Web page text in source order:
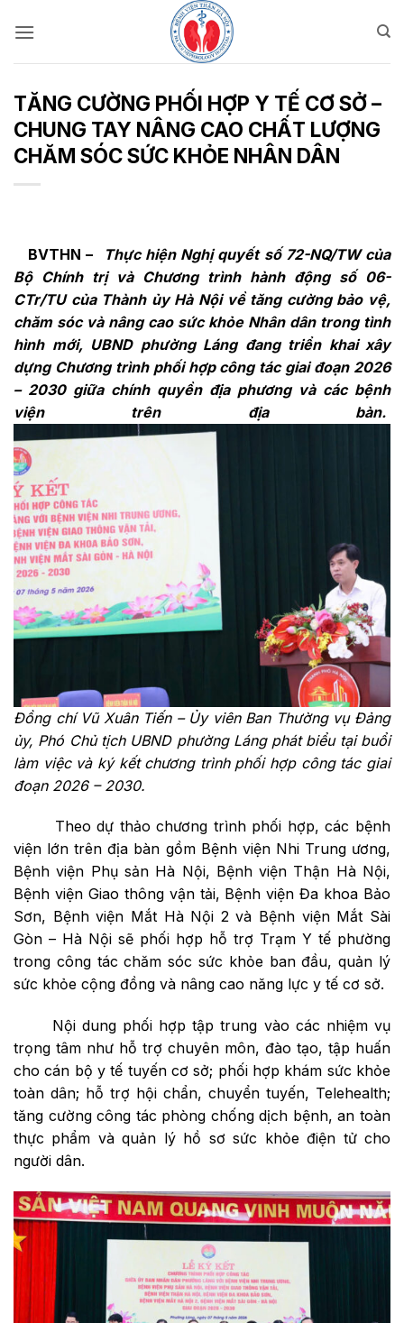
qua
TĂNG CƯỜNG PHỐI HỢP Y TẾ CƠ SỞ –
CHUNG TAY NÂNG CAO CHẤT LƯỢNG
CHĂM SÓC SỨC KHỎE NHÂN DÂN
BVTHN –
Thực hiện Nghị quyết số 72-NQ/TW của
Bộ Chính trị và Chương trình hành động số 06-
CTr/TU của Thành ủy Hà Nội về tăng cường bảo vệ,
chăm sóc và nâng cao sức khỏe Nhân dân trong tình
hình mới, UBND phường Láng đang triển khai xây
dựng Chương trình phối hợp công tác giai đoạn 2026
– 2030 giữa chính quyền địa phương và các bệnh
viện trên địa bàn.
Đồng chí Vũ Xuân Tiến – Ủy viên Ban Thường vụ Đảng
ủy, Phó Chủ tịch UBND phường Láng phát biểu tại buổi
làm việc và ký kết chương trình phối hợp công tác giai
đoạn 2026 – 2030.
Theo dự thảo chương trình phối hợp, các bệnh
viện lớn trên địa bàn gồm Bệnh viện Nhi Trung ương,
Bệnh viện Phụ sản Hà Nội, Bệnh viện Thận Hà Nội,
Bệnh viện Giao thông vận tải, Bệnh viện Đa khoa Bảo
Sơn, Bệnh viện Mắt Hà Nội 2 và Bệnh viện Mắt Sài
Gòn – Hà Nội sẽ phối hợp hỗ trợ Trạm Y tế phường
trong công tác chăm sóc sức khỏe ban đầu, quản lý
sức khỏe cộng đồng và nâng cao năng lực y tế cơ sở.
Nội dung phối hợp tập trung vào các nhiệm vụ
trọng tâm như hỗ trợ chuyên môn, đào tạo, tập huấn
cho cán bộ y tế tuyến cơ sở; phối hợp khám sức khỏe
toàn dân; hỗ trợ hội chẩn, chuyển tuyến, Telehealth;
tăng cường công tác phòng chống dịch bệnh, an toàn
thực phẩm và quản lý hồ sơ sức khỏe điện tử cho
người dân.